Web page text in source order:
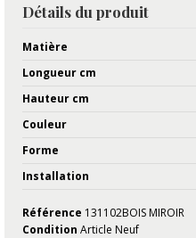
Détails du produit
Matière
Longueur cm
Hauteur cm
Couleur
Forme
Installation
Référence 131102BOIS MIROIR
Condition Article Neuf